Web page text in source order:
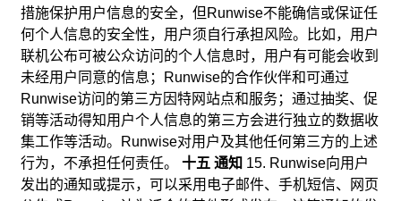
措施保护用户信息的安全，但Runwise不能确信或保证任
何个人信息的安全性，用户须自行承担风险。比如，用户
联机公布可被公众访问的个人信息时，用户有可能会收到
未经用户同意的信息；Runwise的合作伙伴和可通过
Runwise访问的第三方因特网站点和服务；通过抽奖、促
销等活动得知用户个人信息的第三方会进行独立的数据收
集工作等活动。Runwise对用户及其他任何第三方的上述
行为，不承担任何责任。 十五 通知 15. Runwise向用户
发出的通知或提示，可以采用电子邮件、手机短信、网页